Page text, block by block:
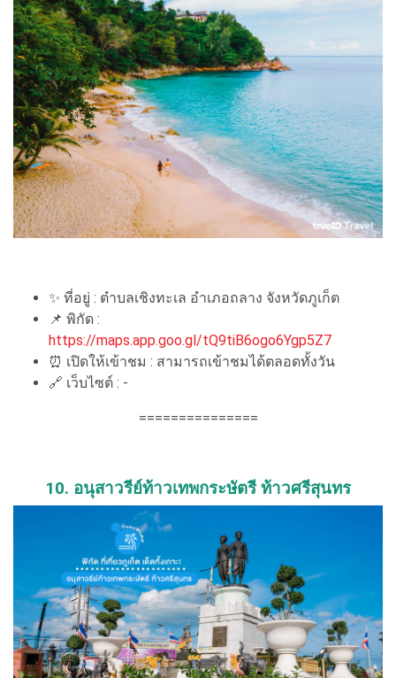
✨ ที่อยู่ : ตำบลเชิงทะเล อำเภอถลาง จังหวัดภูเก็ต
📌 พิกัด :
https://maps.app.goo.gl/tQ9tiB6ogo6Ygp5Z7
⏰ เปิดให้เข้าชม : สามารถเข้าชมได้ตลอดทั้งวัน
🔗 เว็บไซต์ : -
===============
10. อนุสาวรีย์ท้าวเทพกระษัตรี ท้าวศรีสุนทร